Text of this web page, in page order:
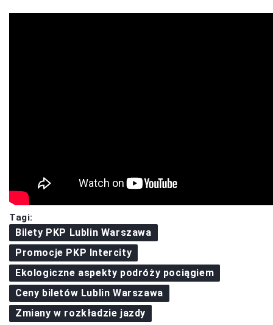
Tagi:
Bilety PKP Lublin Warszawa
Promocje PKP Intercity
Ekologiczne aspekty podróży pociągiem
Ceny biletów Lublin Warszawa
Zmiany w rozkładzie jazdy